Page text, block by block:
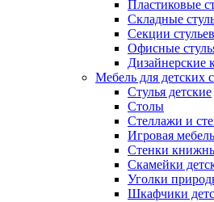
Пластиковые
Складные
Секции стульев
Офисные
Дизайнерские
Мебель для детских
Стулья детские
Столы
Стеллажи и
Игровая мебель
Стенки
Скамейки
Уголки
Шкафчики